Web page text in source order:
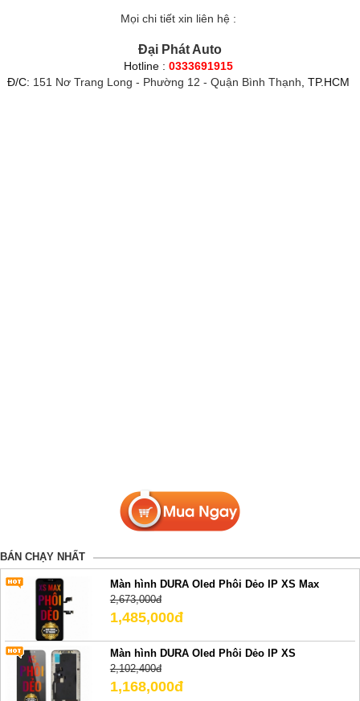
Mọi chi tiết xin liên hệ :
Đại Phát Auto
Hotline : 0333691915
Đ/C: 151 Nơ Trang Long - Phường 12 - Quận Bình Thạnh , TP.HCM
BÁN CHẠY NHẤT
Màn hình DURA Oled Phôi Dẻo IP XS Max
2,673,000đ
1,485,000đ
Màn hình DURA Oled Phôi Dẻo IP XS
2,102,400đ
1,168,000đ